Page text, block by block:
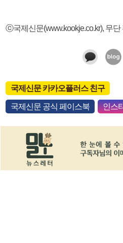
ⓒ국제신문(www.kookje.co.kr), 무단
국제신문 카카오플러스 친구
국제신문 공식 페이스북 인스